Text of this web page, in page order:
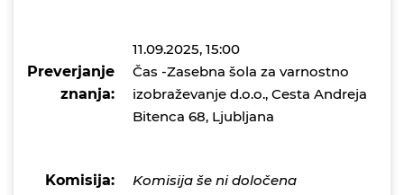
Preverjanje
znanja:
11.09.2025, 15:00
Čas -Zasebna šola za varnostno
izobraževanje d.o.o., Cesta Andreja
Bitenca 68, Ljubljana
Komisija: Komisija še ni določena